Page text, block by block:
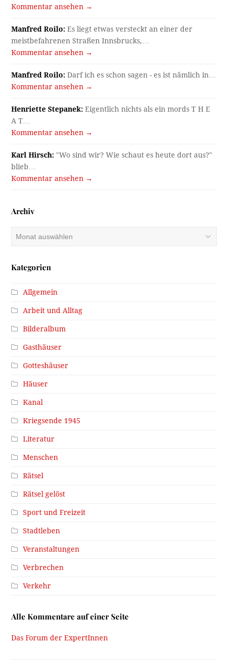
Kommentar ansehen →
Manfred Roilo: Es liegt etwas versteckt an einer der
meistbefahrenen Straßen Innsbrucks,…
Kommentar ansehen →
Manfred Roilo: Darf ich es schon sagen - es ist nämlich in…
Kommentar ansehen →
Henriette Stepanek: Eigentlich nichts als ein mords T H E
A T…
Kommentar ansehen →
Karl Hirsch: "Wo sind wir? Wie schaut es heute dort aus?"
blieb…
Kommentar ansehen →
Archiv
Archiv
Kategorien
Allgemein
Arbeit und Alltag
Bilderalbum
Gasthäuser
Gotteshäuser
Häuser
Kanal
Kriegsende 1945
Literatur
Menschen
Rätsel
Rätsel gelöst
Sport und Freizeit
Stadtleben
Veranstaltungen
Verbrechen
Verkehr
Alle Kommentare auf einer Seite
Das Forum der ExpertInnen